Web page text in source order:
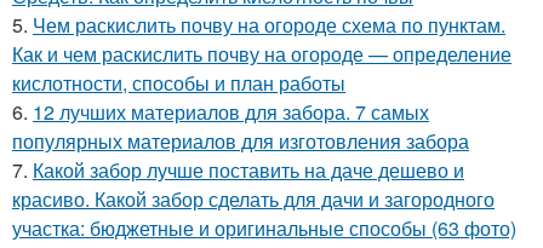
5. Чем раскислить почву на огороде схема по пунктам.
Как и чем раскислить почву на огороде — определение
кислотности, способы и план работы
6. 12 лучших материалов для забора. 7 самых
популярных материалов для изготовления забора
7. Какой забор лучше поставить на даче дешево и
красиво. Какой забор сделать для дачи и загородного
участка: бюджетные и оригинальные способы (63 фото)